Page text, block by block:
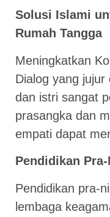
Solusi Islami
Rumah Tangga
Meningkatkan
Dialog yang
dan istri sangat
prasangka dan
empati dapat
Pendidikan
Pendidikan pra-
lembaga